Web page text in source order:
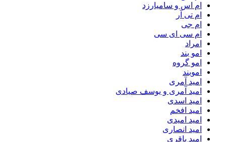
ام اس و سامیارزد
ام تی آر
ام جی
ام سی ای سی
امراد
امو بند
امو گروه
اموبند
امید آمری
امید آمری و یوسف صیادی
امید اسدی
امید افخم
امید امیدی
امید انصاری
امید باقری